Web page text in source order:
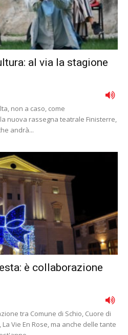
al via la stagione
non a caso, come
nuova rassegna teatrale Finisterre,
andrà...
è collaborazione
tra Comune di Schio, Cuore di
Vie En Rose, ma anche delle tante